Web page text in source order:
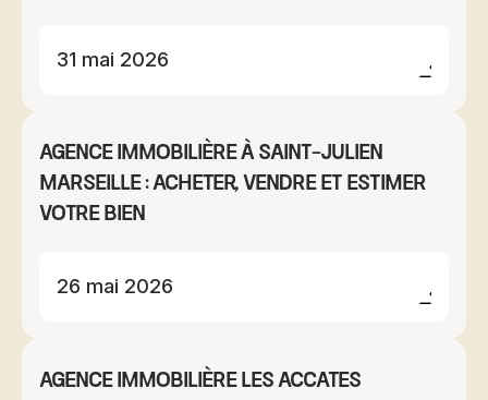
31 mai 2026
Agence immobilière à Saint-Julien
Marseille : acheter, vendre et estimer
votre bien
26 mai 2026
Agence immobilière Les Accates